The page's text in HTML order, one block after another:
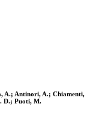
A.; Antinori, A.; Chiamenti,
D.; Puoti, M.